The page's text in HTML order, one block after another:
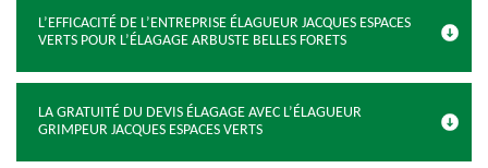
L’EFFICACITÉ DE L’ENTREPRISE ÉLAGUEUR JACQUES ESPACES
VERTS POUR L’ÉLAGAGE ARBUSTE BELLES FORETS
LA GRATUITÉ DU DEVIS ÉLAGAGE AVEC L’ÉLAGUEUR
GRIMPEUR JACQUES ESPACES VERTS